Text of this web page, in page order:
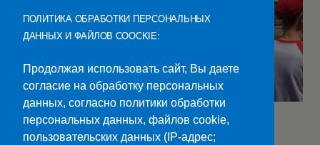
Категории:Новости
ПОЛИТИКА ОБРАБОТКИ ПЕРСОНАЛЬНЫХ
ДАННЫХ И ФАЙЛОВ COOCKIE:
Продолжая использовать сайт, Вы даете
согласие на обработку персональных
данных, согласно политики обработки
персональных данных, файлов cookie,
пользовательских данных (IP-адрес;